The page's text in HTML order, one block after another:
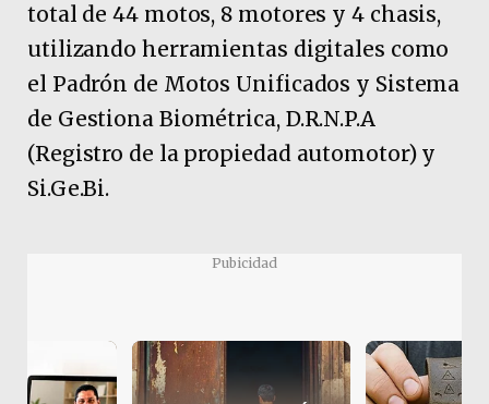
total de 44 motos, 8 motores y 4 chasis,
utilizando herramientas digitales como
el Padrón de Motos Unificados y Sistema
de Gestiona Biométrica, D.R.N.P.A
(Registro de la propiedad automotor) y
Si.Ge.Bi.
Pubicidad